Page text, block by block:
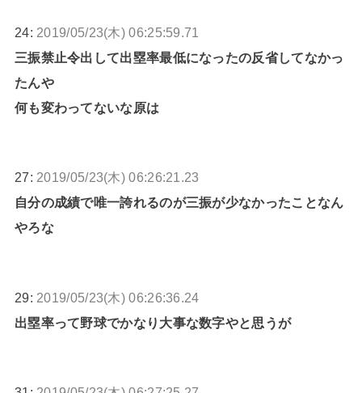
24: 2019/05/23(木) 06:25:59.71
三振禁止令出して出塁率最低になったの反省してなかっ
たんや
何も変わってないな原は
27: 2019/05/23(木) 06:26:21.23
自分の成績で唯一誇れるのが三振が少なかったことなん
やろな
29: 2019/05/23(木) 06:26:36.24
出塁率って野球でかなり大事な数字やと思うが